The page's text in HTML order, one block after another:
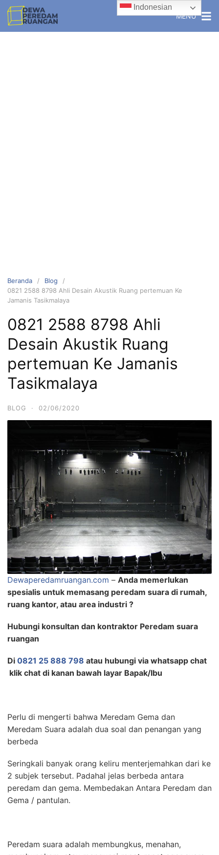
MENU
Beranda
Blog
0821 2588 8798 Ahli Desain Akustik Ruang pertemuan Ke
Jamanis Tasikmalaya
0821 2588 8798 Ahli
Desain Akustik Ruang
pertemuan Ke Jamanis
Tasikmalaya
BLOG · 02/06/2020
Dewaperedamruangan.com – Anda memerlukan
spesialis untuk memasang peredam suara di rumah,
ruang kantor, atau area industri ?
Hubungi konsultan dan kontraktor Peredam suara
ruangan
Di 0821 25 888 798 atau hubungi via whatsapp chat
klik chat di kanan bawah layar Bapak/Ibu
Perlu di mengerti bahwa Meredam Gema dan
Meredam Suara adalah dua soal dan penangan yang
berbeda
Seringkali banyak orang keliru menterjemahkan dari ke
2 subjek tersebut. Padahal jelas berbeda antara
peredam dan gema. Membedakan Antara Peredam dan
Gema / pantulan.
Peredam suara adalah membungkus, menahan,
Indonesian